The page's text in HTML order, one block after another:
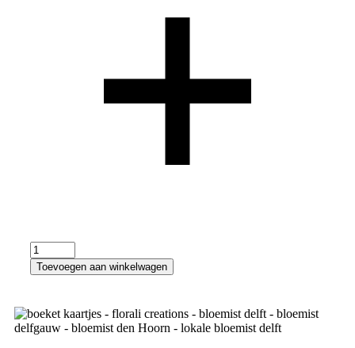
Toevoegen aan winkelwagen